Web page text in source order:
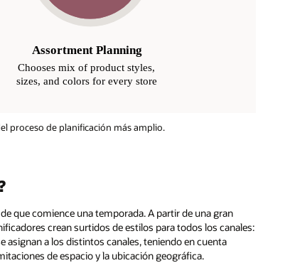
proceso de planificación más amplio.
que comience una temporada. A partir de una gran
crean surtidos de estilos para todos los canales:
asignan a los distintos canales, teniendo en cuenta
de espacio y la ubicación geográfica.